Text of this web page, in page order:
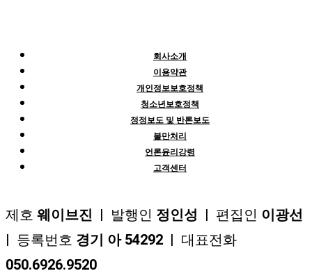
회사소개
이용약관
개인정보보호정책
청소년보호정책
정정보도 및 반론보도
불만처리
언론윤리강령
고객센터
제호 웨이브진 | 발행인 정인성 | 편집인 이광선
| 등록번호 경기 아 54292 | 대표전화
050.6926.9520